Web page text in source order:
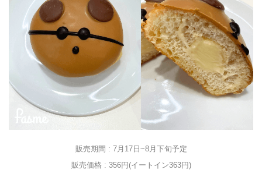
販売期間 : 7月17日~8月下旬予定
販売価格 : 356円(イートイン363円)